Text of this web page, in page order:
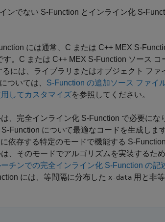
ンでない S-Function とインライン化 S-
には通常、C または C++ MEX S-
す。C または C++ MEX S-Function ソース
には、ライブラリまたはオブジェクト フ
ついては、 S-Function の追加ソース ファイ
してカスタマイズを参照してください。
、完全インライン化 S-Function で必要にな
Function について最適なコードを生成しま
依存する特定のモードで機能する S-
、そのモードでアルゴリズムを実装するた
チンでの完全インライン化 S-Function の記
には、等間隔に分布した x-data 用と非